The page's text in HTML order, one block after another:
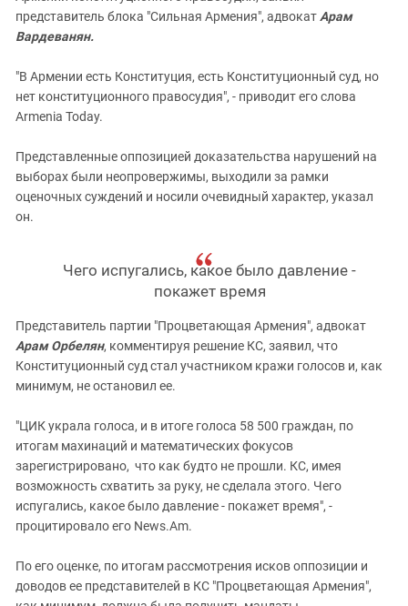
представитель блока "Сильная Армения", адвокат Арам
Вардеванян.
"В Армении есть Конституция, есть Конституционный суд, но
нет конституционного правосудия", - приводит его слова
Armenia Today.
Представленные оппозицией доказательства нарушений на
выборах были неопровержимы, выходили за рамки
оценочных суждений и носили очевидный характер, указал
он.
Чего испугались, какое было давление -
покажет время
Представитель партии "Процветающая Армения", адвокат
Арам Орбелян, комментируя решение КС, заявил, что
Конституционный суд стал участником кражи голосов и, как
минимум, не остановил ее.
"ЦИК украла голоса, и в итоге голоса 58 500 граждан, по
итогам махинаций и математических фокусов
зарегистрировано, что как будто не прошли. КС, имея
возможность схватить за руку, не сделала этого. Чего
испугались, какое было давление - покажет время", -
процитировало его News.Am.
По его оценке, по итогам рассмотрения исков оппозиции и
доводов ее представителей в КС "Процветающая Армения",